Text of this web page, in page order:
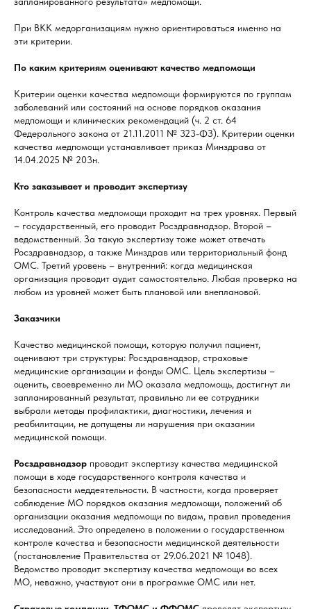
При ВКК медорганизациям нужно ориентироваться именно на
эти критерии.
По каким критериям оценивают качество медпомощи
Критерии оценки качества медпомощи формируются по группам
заболеваний или состояний на основе порядков оказания
медпомощи и клинических рекомендаций (ч. 2 ст. 64
Федерального закона от 21.11.2011 № 323-ФЗ). Критерии оценки
качества медпомощи устанавливает приказ Минздрава от
14.04.2025 № 203н.
Кто заказывает и проводит экспертизу
Контроль качества медпомощи проходит на трех уровнях. Первый
– государственный, его проводит Росздравнадзор. Второй –
ведомственный. За такую экспертизу тоже может отвечать
Росздравнадзор, а также Минздрав или территориальный фонд
ОМС. Третий уровень – внутренний: когда медицинская
организация проводит аудит самостоятельно. Любая проверка на
любом из уровней может быть плановой или внеплановой.
Заказчики
Качество медицинской помощи, которую получил пациент,
оценивают три структуры: Росздравнадзор, страховые
медицинские организации и фонды ОМС. Цель экспертизы –
оценить, своевременно ли МО оказала медпомощь, достигнут ли
запланированный результат, правильно ли ее сотрудники
выбрали методы профилактики, диагностики, лечения и
реабилитации, не допущены ли нарушения при оказании
медицинской помощи.
Росздравнадзор проводит экспертизу качества медицинской
помощи в ходе государственного контроля качества и
безопасности меддеятельности. В частности, когда проверяет
соблюдение МО порядков оказания медпомощи, положений об
организации оказания медпомощи по видам, правил проведения
исследований. Это определено в положении о государственном
контроле качества и безопасности медицинской деятельности
(постановление Правительства от 29.06.2021 № 1048).
Ведомство проводит экспертизу качества медпомощи во всех
МО, неважно, участвуют они в программе ОМС или нет.